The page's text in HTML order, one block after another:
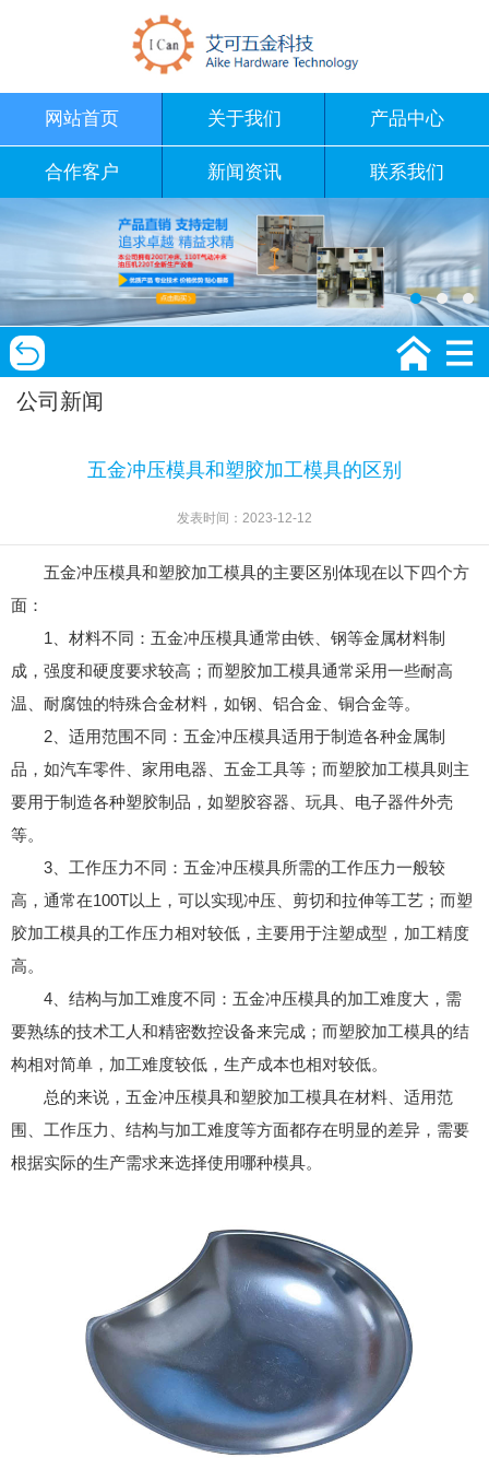
网站首页 关于我们 产品中心
合作客户 新闻资讯 联系我们
公司新闻
五金冲压模具和塑胶加工模具的区别
发表时间：2023-12-12
五金冲压模具和塑胶加工模具的主要区别体现在以下四个方
面：
1、材料不同：五金冲压模具通常由铁、钢等金属材料制
成，强度和硬度要求较高；而塑胶加工模具通常采用一些耐高
温、耐腐蚀的特殊合金材料，如钢、铝合金、铜合金等。
2、适用范围不同：五金冲压模具适用于制造各种金属制
品，如汽车零件、家用电器、五金工具等；而塑胶加工模具则主
要用于制造各种塑胶制品，如塑胶容器、玩具、电子器件外壳
等。
3、工作压力不同：五金冲压模具所需的工作压力一般较
高，通常在100T以上，可以实现冲压、剪切和拉伸等工艺；而塑
胶加工模具的工作压力相对较低，主要用于注塑成型，加工精度
高。
4、结构与加工难度不同：五金冲压模具的加工难度大，需
要熟练的技术工人和精密数控设备来完成；而塑胶加工模具的结
构相对简单，加工难度较低，生产成本也相对较低。
总的来说，五金冲压模具和塑胶加工模具在材料、适用范
围、工作压力、结构与加工难度等方面都存在明显的差异，需要
根据实际的生产需求来选择使用哪种模具。